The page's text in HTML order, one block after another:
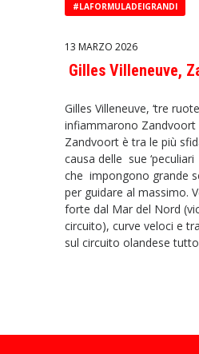
#LAFORMULADEIGRANDI
13 MARZO 2026
Gilles Villeneuve,
Gilles Villeneuve, ‘tre
infiammarono Zandvoort
Zandvoort è tra le più
causa delle sue
che impongono grande
per guidare al massimo.
forte dal Mar del Nord
circuito), curve veloci e
sul circuito olandese